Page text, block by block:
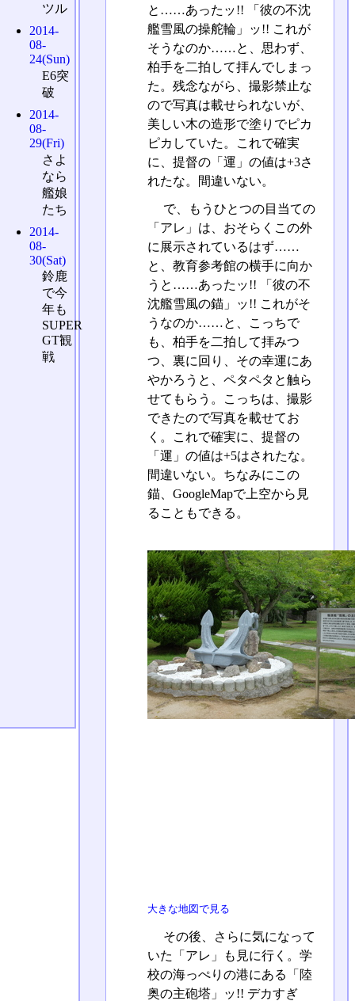
と……あったッ!! 「彼の不沈
艦雪風の操舵輪」ッ!! これが
そうなのか……と、思わず、
柏手を二拍して拝んでしまっ
た。残念ながら、撮影禁止な
ので写真は載せられないが、
美しい木の造形で塗りでピカ
ピカしていた。これで確実
に、提督の「運」の値は+3さ
れたな。間違いない。
で、もうひとつの目当ての
「アレ」は、おそらくこの外
に展示されているはず……
と、教育参考館の横手に向か
うと……あったッ!! 「彼の不
沈艦雪風の錨」ッ!! これがそ
うなのか……と、こっちで
も、柏手を二拍して拝みつ
つ、裏に回り、その幸運にあ
やかろうと、ペタペタと触ら
せてもらう。こっちは、撮影
できたので写真を載せてお
く。これで確実に、提督の
「運」の値は+5はされたな。
間違いない。ちなみにこの
錨、GoogleMapで上空から見
ることもできる。
大きな地図で見る
その後、さらに気になって
いた「アレ」も見に行く。学
校の海っぺりの港にある「陸
奥の主砲塔」ッ!! デカすぎ
ツル
2014-
08-
24(Sun)
E6突
破
2014-
08-
29(Fri)
さよ
なら
艦娘
たち
2014-
08-
30(Sat)
鈴鹿
で今
年も
SUPER
GT観
戦